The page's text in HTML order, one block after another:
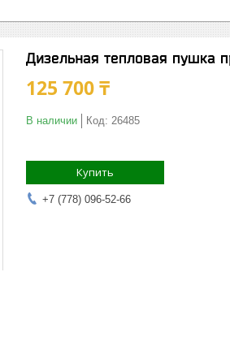
Дизельная тепловая пушка
125 700 ₸
В наличии Код: 26485
Купить
+7 (778) 096-52-66